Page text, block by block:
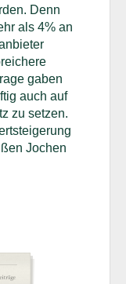
Denn
als 4% an
gaben
auch auf
zu setzen.
Jochen